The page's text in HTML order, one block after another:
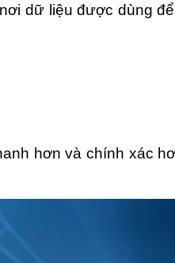
dữ liệu được dùng
hơn và chính xác